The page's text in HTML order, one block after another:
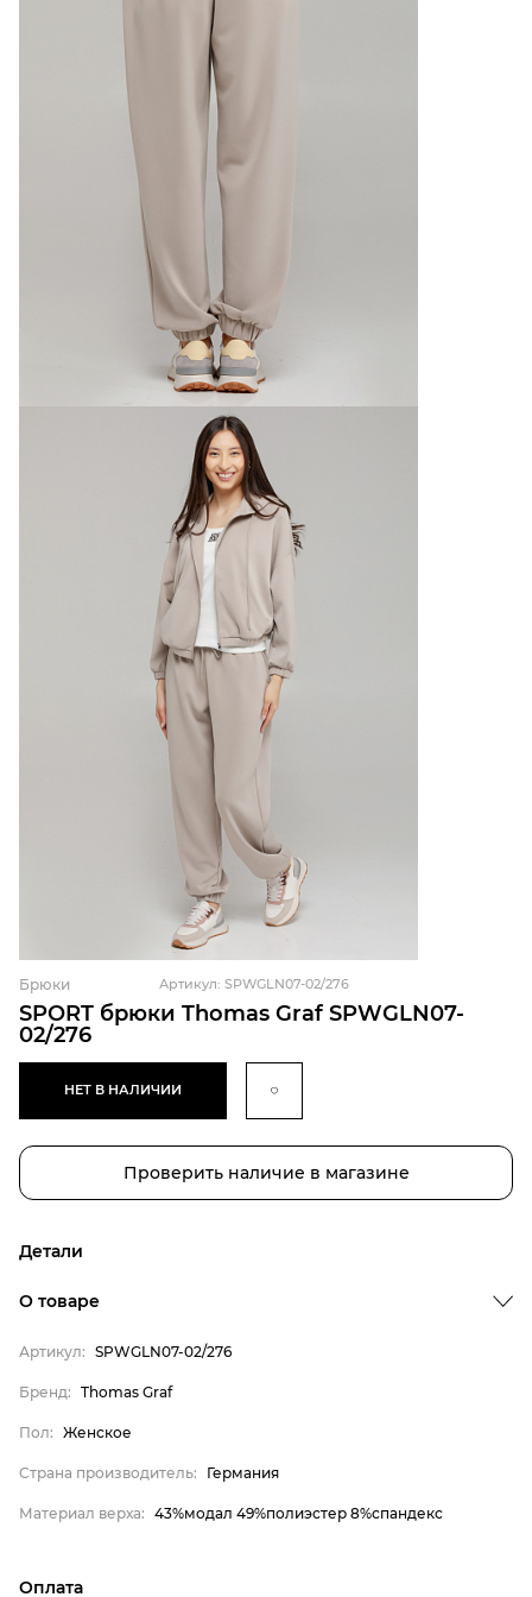
SPORT брюки Thomas Graf SPWGLN07-
02/276
Брюки Артикул: SPWGLN07-02/276
НЕТ В НАЛИЧИИ
Проверить наличие в магазине
Детали
О товаре
Артикул: SPWGLN07-02/276
Бренд: Thomas Graf
Пол: Женское
Страна производитель: Германия
Материал верха: 43%модал 49%полиэстер 8%спандекс
Оплата